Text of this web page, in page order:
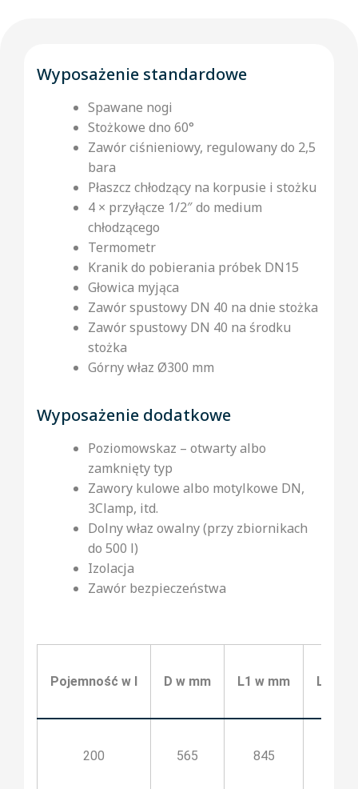
Wyposażenie standardowe
Spawane nogi
Stożkowe dno 60°
Zawór ciśnieniowy, regulowany do 2,5
bara
Płaszcz chłodzący na korpusie i stożku
4 × przyłącze 1/2″ do medium
chłodzącego
Termometr
Kranik do pobierania próbek DN15
Głowica myjąca
Zawór spustowy DN 40 na dnie stożka
Zawór spustowy DN 40 na środku
stożka
Górny właz Ø300 mm
Wyposażenie dodatkowe
Poziomowskaz – otwarty albo
zamknięty typ
Zawory kulowe albo motylkowe DN,
3Clamp, itd.
Dolny właz owalny (przy zbiornikach
do 500 l)
Izolacja
Zawór bezpieczeństwa
Pojemność w l D w mm L1 w mm L2 w
200 565 845